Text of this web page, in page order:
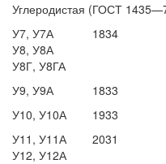
Углеродистая (ГОСТ
У7, У7А
У8, У8А
У8Г, У8ГА
1834
У9, У9А 1833
У10, У10А
1933
У11, У11А
У12, У12А
2031